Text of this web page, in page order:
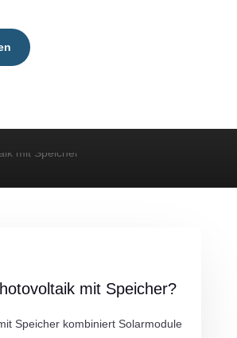
mit Speicher?
Speicher kombiniert Solarmodule